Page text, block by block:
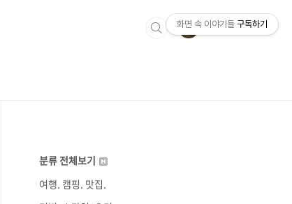
분류 전체보기
여행. 캠핑. 맛집.
화면 속 이야기들 구독하기